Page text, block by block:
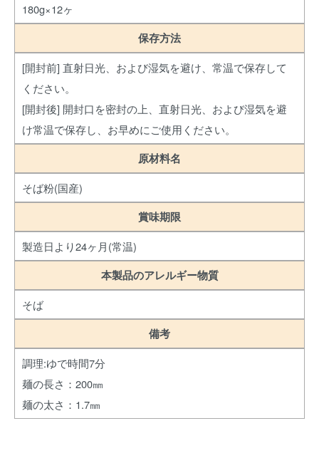
180g×12ヶ
保存方法
[開封前] 直射日光、および湿気を避け、常温で保存して
ください。
[開封後] 開封口を密封の上、直射日光、および湿気を避
け常温で保存し、お早めにご使用ください。
原材料名
そば粉(国産)
賞味期限
製造日より24ヶ月(常温)
本製品のアレルギー物質
そば
備考
調理:ゆで時間7分
麺の長さ：200㎜
麺の太さ：1.7㎜